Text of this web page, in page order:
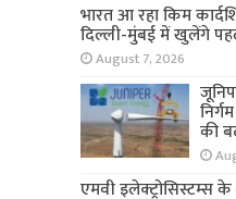
भारत आ रहा किम
दिल्ली-मुंबई में खुलेंगे
August 7, 2026
की
एमवी इलेक्ट्रोसिस्टम्स